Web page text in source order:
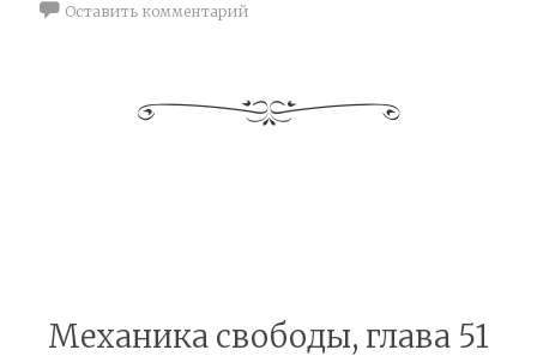
Оставить комментарий
Механика свободы, глава 51